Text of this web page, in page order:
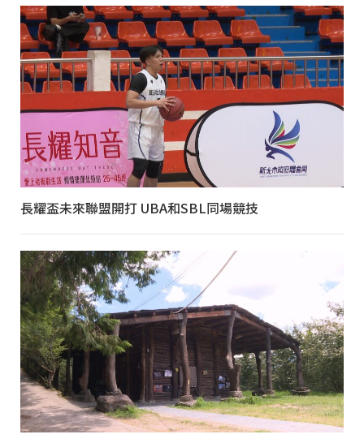
長耀盃未來聯盟開打 UBA和SBL同場競技